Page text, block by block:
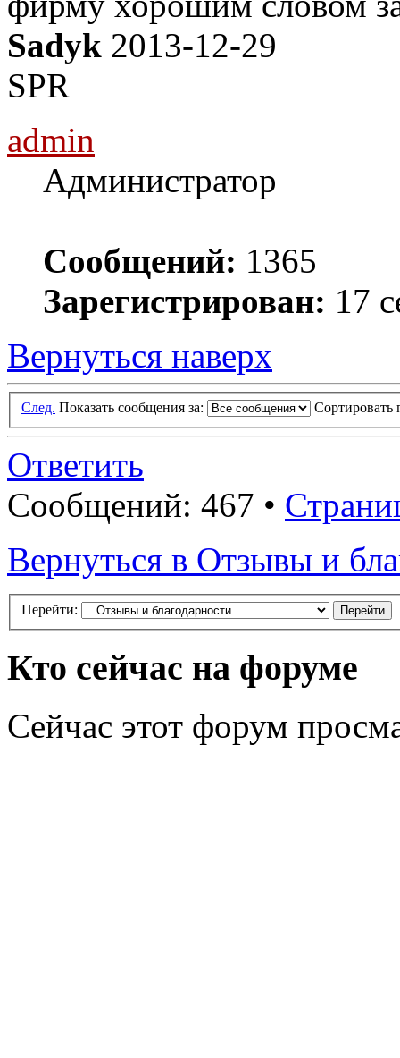
Sadyk 2013-12-29
SPR
admin
Администратор
Сообщений: 1365
Зарегистрирован: 17
Вернуться наверх
След. Показать сообщения за: Сортировать
Ответить
Сообщений: 467 •
Вернуться в Отзывы и
Перейти:
Кто сейчас на форуме
Сейчас этот форум